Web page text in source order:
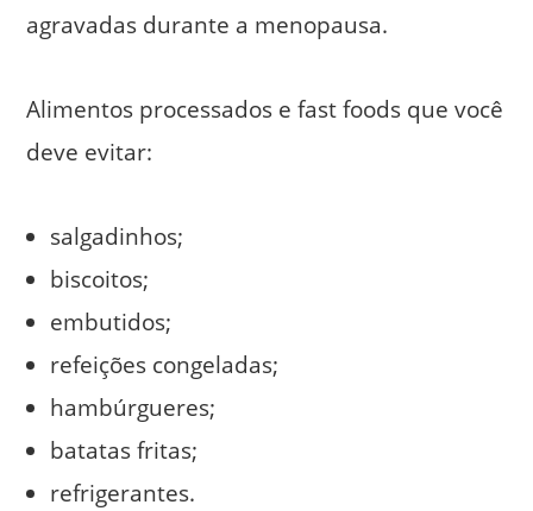
agravadas durante a menopausa.
Alimentos processados e fast foods que você
deve evitar:
salgadinhos;
biscoitos;
embutidos;
refeições congeladas;
hambúrgueres;
batatas fritas;
refrigerantes.